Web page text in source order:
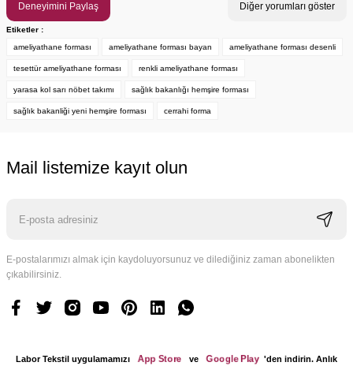
Logo Tasarım Ücreti 1 Adet
Deneyimini Paylaş Diğer yorumları göster
Etiketler :
ameliyathane forması
ameliyathane forması bayan ameliyathane forması desenli
tesettür ameliyathane forması renkli ameliyathane forması
yarasa kol sarı nöbet takımı sağlık bakanlığı hemşire forması
sağlık bakanliği yeni hemşire forması cerrahi forma
Mail listemize kayıt olun
E-postalarımızı almak için kaydoluyorsunuz ve dilediğiniz zaman abonelikten
çıkabilirsiniz.
Labor Tekstil uygulamamızı App Store ve Google Play 'den indirin. Anlık